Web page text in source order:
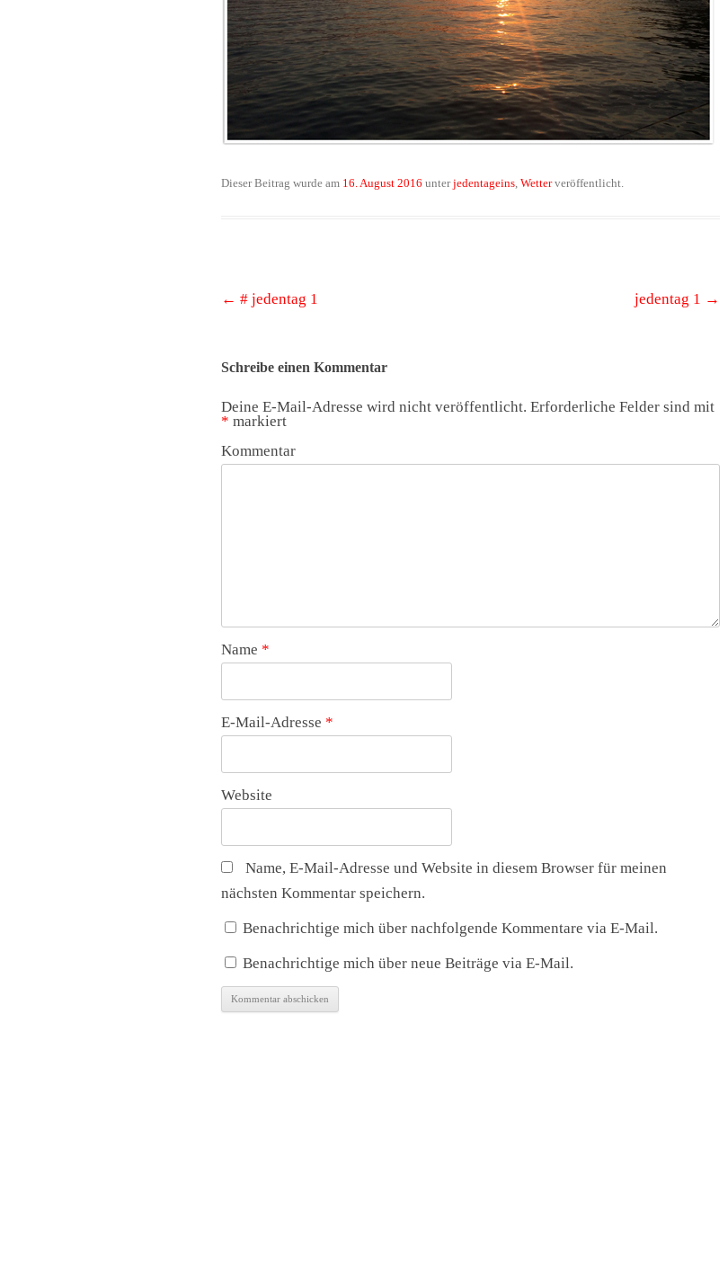
Dieser Beitrag wurde am 16. August 2016 unterjedentageins, Wetterveröffentlicht.
Beitrags-
← # jedentag 1 jedentag 1 →
Schreibe einen Kommentar
Deine E-Mail-Adresse wird nicht veröffentlicht. Erforderliche Felder sind mit
* markiert
Kommentar
Name *
E-Mail-Adresse *
Website
Name, E-Mail-Adresse und Website in diesem Browser für meinen
nächsten Kommentar speichern.
Benachrichtige mich über nachfolgende Kommentare via E-Mail.
Benachrichtige mich über neue Beiträge via E-Mail.